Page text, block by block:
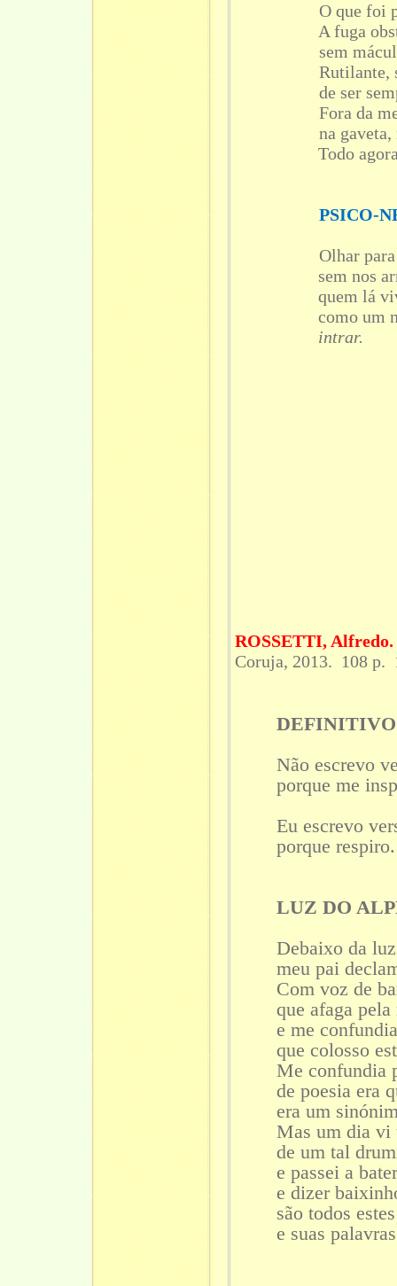
O que foi
A fuga obstada
sem mácula.
Rutilante,
de ser sempre
Fora da
na gaveta, no
Todo
PSICO-
Olhar para
sem nos
quem lá
como um
intrar.
ROSSETTI, Alfredo.
Coruja, 2013. 108
DEFINITIVO
Não escrevo
porque me
Eu escrevo
porque respiro.
LUZ DO
Debaixo da
meu pai
Com voz de
que afaga
e me
que colosso
Me confundia
de poesia era
era um
Mas um dia vi
de um tal
e passei a
e dizer
são todos
e suas